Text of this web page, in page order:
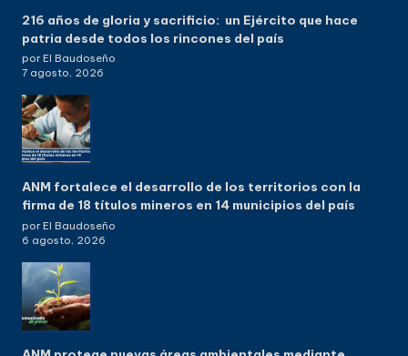
216 años de gloria y sacrificio: un Ejército que hace
patria desde todos los rincones del país
por El Baudoseño
7 agosto, 2026
ANM fortalece el desarrollo de los territorios con la
firma de 18 títulos mineros en 14 municipios del país
por El Baudoseño
6 agosto, 2026